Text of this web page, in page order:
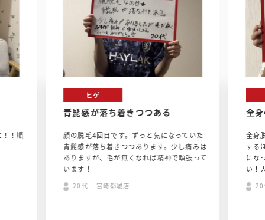
！順
ヒゲ
青髭感が落ち着きつつある
顔の脱毛4回目です。ずっと気になっていた
青髭感が落ち着きつつあります。少し痛みは
ありますが、毛が無くなれば精神で頑張って
います！
20代 宮崎都城店
全
全身
する
にな
い！